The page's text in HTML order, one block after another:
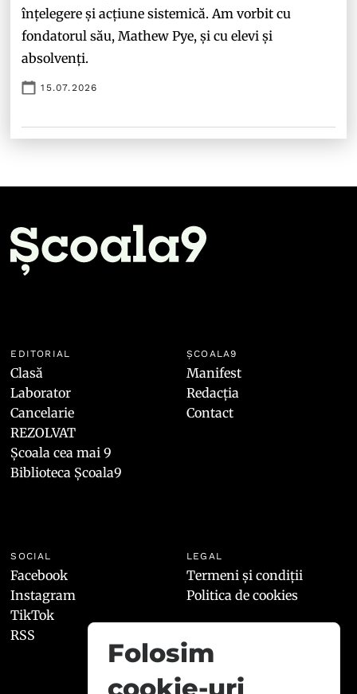
înțelegere și acțiune sistemică. Am vorbit cu
fondatorul său, Mathew Pye, și cu elevi și
absolvenți.
15.07.2026
EDITORIAL
Clasă
Laborator
Cancelarie
REZOLVAT
Școala cea mai 9
Biblioteca Școala9
ȘCOALA9
Manifest
Redacția
Contact
SOCIAL
Facebook
Instagram
TikTok
RSS
LEGAL
Termeni și condiții
Politica de cookies
Folosim